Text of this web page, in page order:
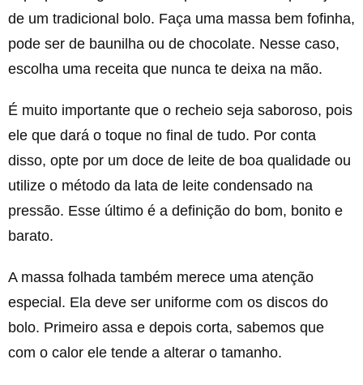
de um tradicional bolo. Faça uma massa bem fofinha,
pode ser de baunilha ou de chocolate. Nesse caso,
escolha uma receita que nunca te deixa na mão.
É muito importante que o recheio seja saboroso, pois
ele que dará o toque no final de tudo. Por conta
disso, opte por um doce de leite de boa qualidade ou
utilize o método da lata de leite condensado na
pressão. Esse último é a definição do bom, bonito e
barato.
A massa folhada também merece uma atenção
especial. Ela deve ser uniforme com os discos do
bolo. Primeiro assa e depois corta, sabemos que
com o calor ele tende a alterar o tamanho.